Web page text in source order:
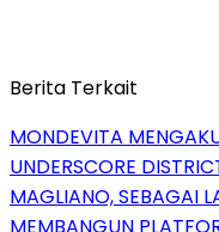
Berita Terkait
MONDEVITA
UNDERSCORE
MAGLIANO, SEBAGAI
MEMBANGUN